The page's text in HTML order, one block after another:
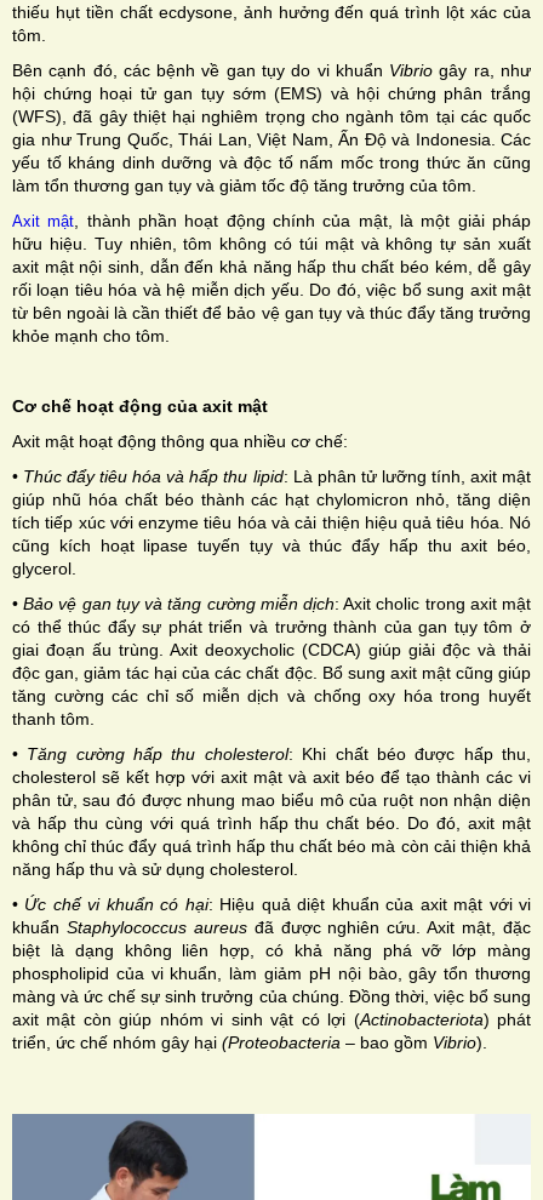
thiếu hụt tiền chất ecdysone, ảnh hưởng đến quá trình lột xác của
tôm.
Bên cạnh đó, các bệnh về gan tụy do vi khuẩn Vibrio gây ra, như
hội chứng hoại tử gan tụy sớm (EMS) và hội chứng phân trắng
(WFS), đã gây thiệt hại nghiêm trọng cho ngành tôm tại các quốc
gia như Trung Quốc, Thái Lan, Việt Nam, Ấn Độ và Indonesia. Các
yếu tố kháng dinh dưỡng và độc tố nấm mốc trong thức ăn cũng
làm tổn thương gan tụy và giảm tốc độ tăng trưởng của tôm.
Axit mật , thành phần hoạt động chính của mật, là một giải pháp
hữu hiệu. Tuy nhiên, tôm không có túi mật và không tự sản xuất
axit mật nội sinh, dẫn đến khả năng hấp thu chất béo kém, dễ gây
rối loạn tiêu hóa và hệ miễn dịch yếu. Do đó, việc bổ sung axit mật
từ bên ngoài là cần thiết để bảo vệ gan tụy và thúc đẩy tăng trưởng
khỏe mạnh cho tôm.
Cơ chế hoạt động của axit mật
Axit mật hoạt động thông qua nhiều cơ chế:
• Thúc đẩy tiêu hóa và hấp thu lipid: Là phân tử lưỡng tính, axit mật
giúp nhũ hóa chất béo thành các hạt chylomicron nhỏ, tăng diện
tích tiếp xúc với enzyme tiêu hóa và cải thiện hiệu quả tiêu hóa. Nó
cũng kích hoạt lipase tuyến tụy và thúc đẩy hấp thu axit béo,
glycerol.
•Bảo vệ gan tụy và tăng cường miễn dịch:Axit cholic trong axit mật
có thể thúc đẩy sự phát triển và trưởng thành củagan tụy tôm ở
giai đoạn ấu trùng. Axit deoxycholic (CDCA) giúp giải độc và thải
độc gan, giảm tác hại của các chất độc. Bổ sung axit mật cũng giúp
tăng cường các chỉ số miễn dịchvà chống oxy hóa trong huyết
thanh tôm.
• Tăng cường hấp thu cholesterol: Khi chất béo được hấpthu,
cholesterol sẽ kết hợp với axit mật và axit béo để tạo thành các vi
phân tử, sau đó được nhung mao biểu mô của ruột non nhận diện
và hấp thu cùng với quá trình hấp thuchất béo. Do đó, axit mật
không chỉ thúc đẩy quá trình hấp thu chất béo mà còn cải thiện khả
năng hấp thu và sử dụng cholesterol.
• Ức chế vi khuẩn có hại: Hiệu quả diệt khuẩn của axit mật với vi
khuẩn Staphylococcus aureus đã được nghiên cứu. Axit mật, đặc
biệt là dạng không liên hợp, có khả năng phá vỡ lớp màng
phospholipid của vi khuẩn, làm giảm pH nội bào,gây tổn thương
màng và ức chế sự sinh trưởng của chúng. Đồng thời, việc bổ sung
axit mật còn giúp nhóm vi sinh vật có lợi (Actinobacteriota) phát
triển, ức chế nhóm gây hại (Proteobacteria – bao gồm Vibrio).